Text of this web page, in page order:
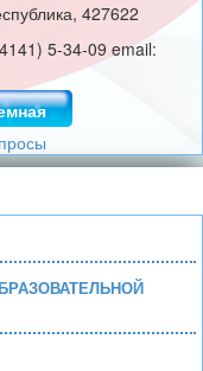
427622
5-34-09 email: